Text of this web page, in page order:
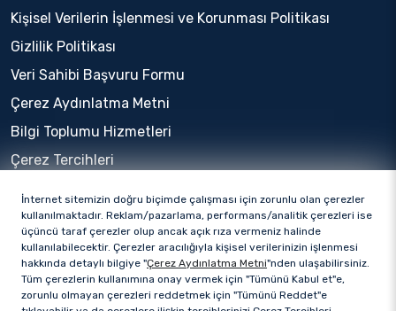
Kişisel Verilerin İşlenmesi ve Korunması Politikası
Gizlilik Politikası
Veri Sahibi Başvuru Formu
Çerez Aydınlatma Metni
Bilgi Toplumu Hizmetleri
Çerez Tercihleri
İnternet sitemizin doğru biçimde çalışması için zorunlu olan çerezler
kullanılmaktadır. Reklam/pazarlama, performans/analitik çerezleri ise
üçüncü taraf çerezler olup ancak açık rıza vermeniz halinde
kullanılabilecektir. Çerezler aracılığıyla kişisel verilerinizin işlenmesi
hakkında detaylı bilgiye "Çerez Aydınlatma Metni"nden ulaşabilirsiniz.
Tüm çerezlerin kullanımına onay vermek için "Tümünü Kabul et"e,
zorunlu olmayan çerezleri reddetmek için "Tümünü Reddet"e